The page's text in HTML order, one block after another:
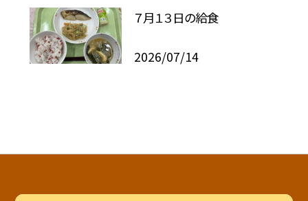
７月１３日の給食
2026/07/14